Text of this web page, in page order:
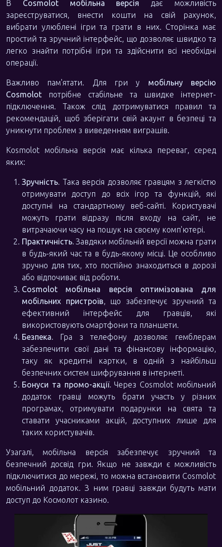
В Cosmolot мобільна версія дає можливість
зареєструватися, внести кошти на свій рахунок,
вибрати улюблені ігри та грати в них. Сторінка має
простий та зручний інтерфейс, що дозволяє швидко та
легко знайти потрібні ігри та здійснити всі необхідні
операції.
Важливо пам'ятати. Для гри у мобільну версію
Cosmolot потрібне стабільне та швидке інтернет-
підключення. Також слід дотримуватися правил та
рекомендацій, щоб зберігати свій акаунт в безпеці та
уникнути проблем з виведенням виграшів.
Kosmolot мобільна версія має кілька переваг, серед
яких:
Зручність. Така версія дозволяє гравцям з легкістю
отримувати доступ до всіх ігор та функцій, які
доступні на стандартному веб-сайті. Користувачі
можуть грати відразу після входу на сайт, не
витрачаючи часу на пошук на своєму комп'ютері.
Практичність. Завдяки мобільній версії можна грати
в будь-який час та в будь-якому місці. Це особливо
зручно для тих, хто постійно знаходиться в дорозі
або відпочиває від роботи.
Cosmolot мобільна версія оптимізована для
мобільних пристроїв, що забезпечує зручний та
ефективний інтерфейс для гравців, які
використовують смартфони та планшети.
Безпека. Гра з телефону дозволяє гемблерам
забезпечити свої дані та фінансову інформацію,
таку як кредитні картки, в одній з найбільш
безпечних систем шифрування в інтернеті.
Бонуси та промо-акції.Через Cosmolot мобільний
додаток гравці можуть брати участь у різних
програмах, отримувати подарунки на свята та
ставати учасниками акцій, доступних лише для
таких користувачів.
Узагалі, мобільна версія забезпечує зручний та
безпечний досвід гри. Якщо не завжди є можливість
підключитися до мережі, то можна встановити Cosmolot
мобільний додаток. З ним гравці завжди будуть мати
доступ до Космолот казино.